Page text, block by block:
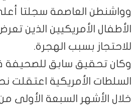
وواشنطن العاصمة سجلتا
الأطفال الأمريكيين الذين
للاحتجاز بسبب الهجرة.
وكان تحقيق سابق للصحيفة